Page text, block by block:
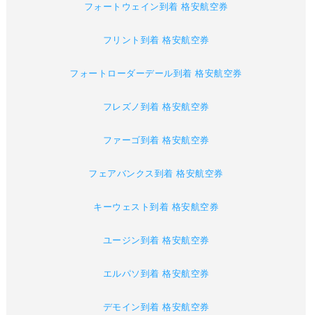
フォートウェイン到着 格安航空券
フリント到着 格安航空券
フォートローダーデール到着 格安航空券
フレズノ到着 格安航空券
ファーゴ到着 格安航空券
フェアバンクス到着 格安航空券
キーウェスト到着 格安航空券
ユージン到着 格安航空券
エルパソ到着 格安航空券
デモイン到着 格安航空券